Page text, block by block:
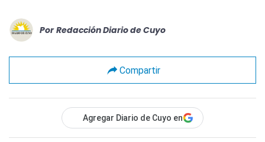
Por Redacción Diario de Cuyo
Compartir
Agregar Diario de Cuyo en